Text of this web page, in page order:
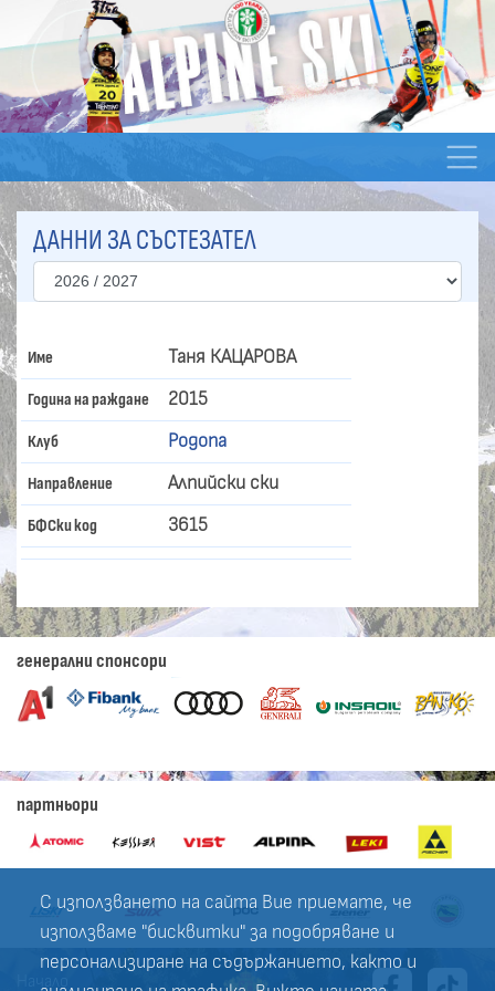
С използването на сайта Вие приемате, че
използваме "бисквитки" за подобряване и
персонализиране на съдържанието, както и
ДАННИ ЗА СЪСТЕЗАТЕЛ
Име Таня КАЦАРОВА
Година на раждане 2015
Клуб Родопа
Направление Алпийски ски
БФСки код 3615
генерални спонсори
партньори